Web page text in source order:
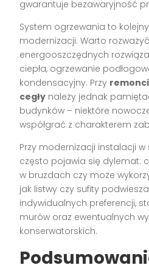
gwarantuje bezawaryjność
System ogrzewania to
modernizacji. Warto
energooszczędnych
ciepła, ogrzewanie
kondensacyjny. Przy
cegły należy jednak
budynków – niektóre
współgrać z charakterem
Przy modernizacji instalacji
często pojawia się dylemat:
w bruzdach czy może
jak listwy czy sufity
indywidualnych preferencji,
murów oraz ewentualnych
konserwatorskich.